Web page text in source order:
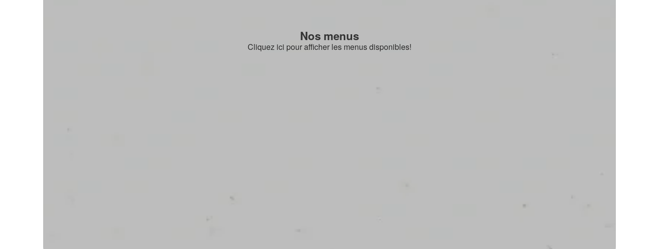
Nos menus
Cliquez ici pour afficher les menus disponibles!